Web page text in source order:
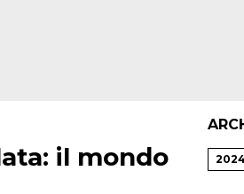
il mondo
2024